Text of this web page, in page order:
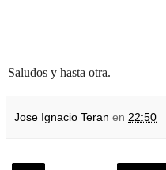
Saludos y hasta otra.
Jose Ignacio Teran en 22:50